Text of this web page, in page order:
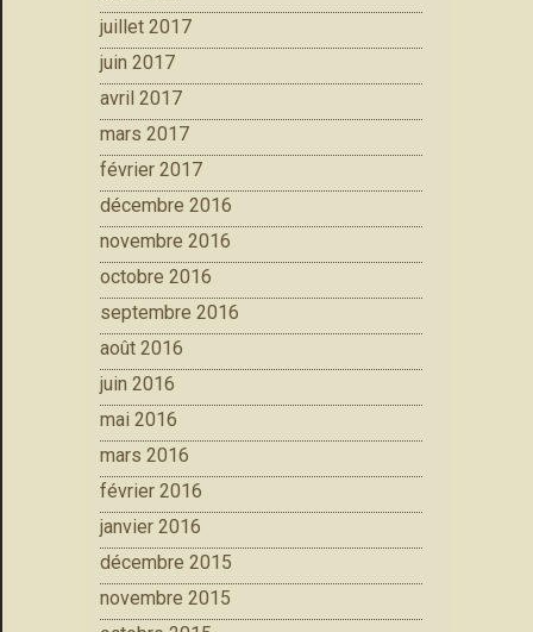
juillet 2017
juin 2017
avril 2017
mars 2017
février 2017
décembre 2016
novembre 2016
octobre 2016
septembre 2016
août 2016
juin 2016
mai 2016
mars 2016
février 2016
janvier 2016
décembre 2015
novembre 2015